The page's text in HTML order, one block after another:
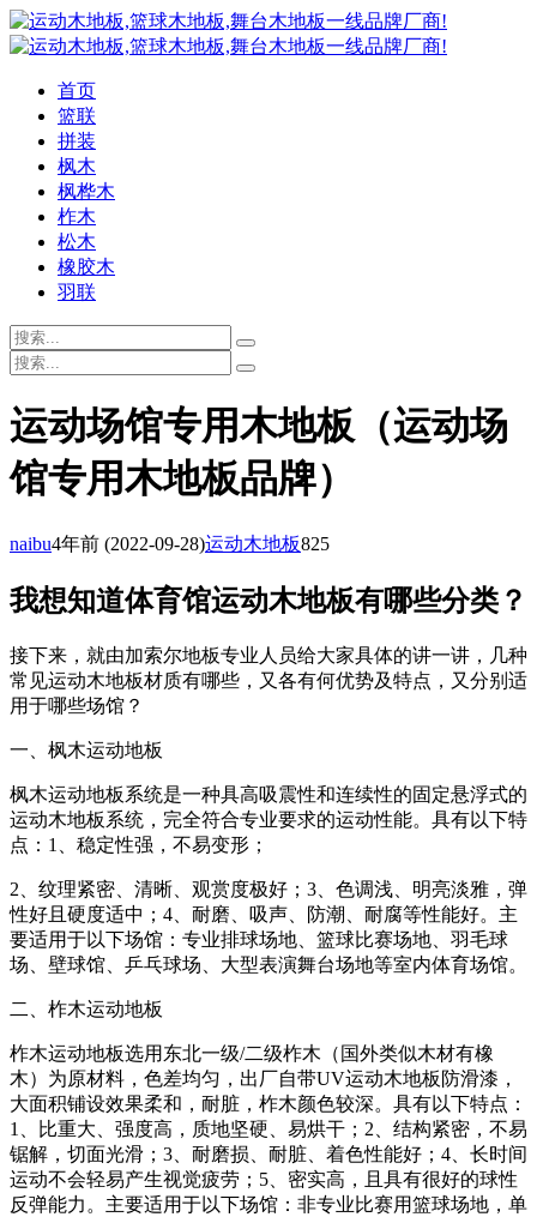
首页
篮联
拼装
枫木
枫桦木
柞木
松木
橡胶木
羽联
运动场馆专用木地板（运动场
馆专用木地板品牌）
naibu4年前 (2022-09-28)运动木地板825
我想知道体育馆运动木地板有哪些分类？
接下来，就由加索尔地板专业人员给大家具体的讲一讲，几种
常见运动木地板材质有哪些，又各有何优势及特点，又分别适
用于哪些场馆？
一、枫木运动地板
枫木运动地板系统是一种具高吸震性和连续性的固定悬浮式的
运动木地板系统，完全符合专业要求的运动性能。具有以下特
点：1、稳定性强，不易变形；
2、纹理紧密、清晰、观赏度极好；3、色调浅、明亮淡雅，弹
性好且硬度适中；4、耐磨、吸声、防潮、耐腐等性能好。主
要适用于以下场馆：专业排球场地、篮球比赛场地、羽毛球
场、壁球馆、乒乓球场、大型表演舞台场地等室内体育场馆。
二、柞木运动地板
柞木运动地板选用东北一级/二级柞木（国外类似木材有橡
木）为原材料，色差均匀，出厂自带UV运动木地板防滑漆，
大面积铺设效果柔和，耐脏，柞木颜色较深。具有以下特点：
1、比重大、强度高，质地坚硬、易烘干；2、结构紧密，不易
锯解，切面光滑；3、耐磨损、耐脏、着色性能好；4、长时间
运动不会轻易产生视觉疲劳；5、密实高，且具有很好的球性
反弹能力。主要适用于以下场馆：非专业比赛用篮球场地，单